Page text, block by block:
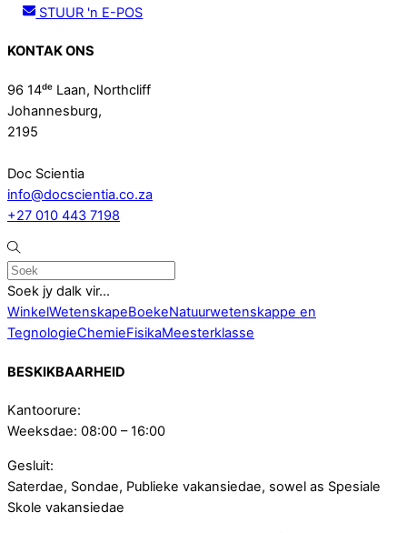
STUUR 'n E-POS
KONTAK ONS
96 14ᵈᵉ Laan, Northcliff
Johannesburg,
2195
Doc Scientia
info@docscientia.co.za
+27 010 443 7198
Soek jy dalk vir...
WinkelWetenskapeBoekeNatuurwetenskappe en
TegnologieChemieFisikaMeesterklasse
BESKIKBAARHEID
Kantoorure:
Weeksdae: 08:00 – 16:00
Gesluit:
Saterdae, Sondae, Publieke vakansiedae, sowel as Spesiale
Skole vakansiedae